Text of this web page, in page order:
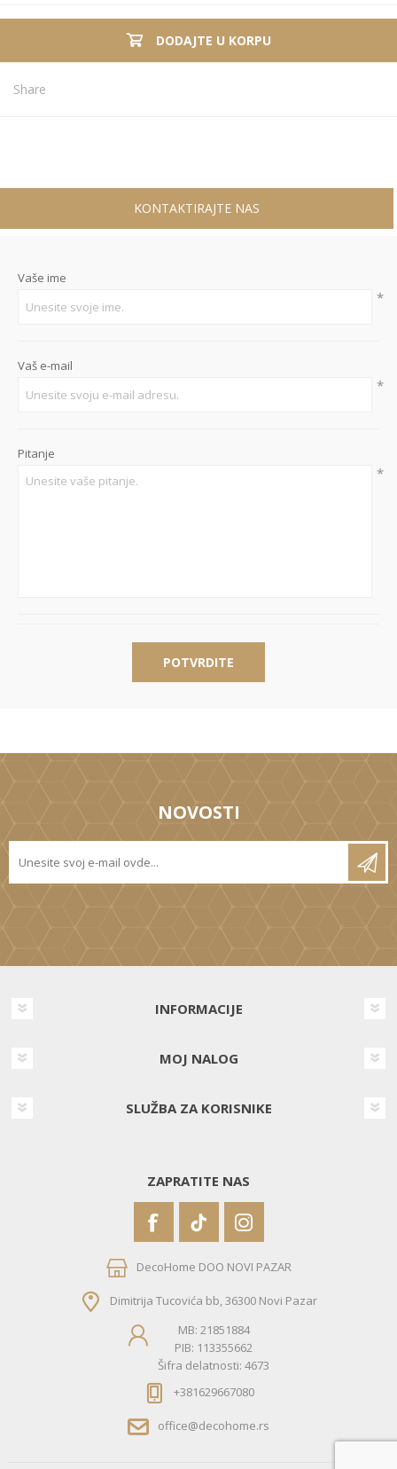
DODAJTE U KORPU
Share
KONTAKTIRAJTE NAS
Vaše ime
*
Vaš e-mail
*
Pitanje
*
POTVRDITE
NOVOSTI
INFORMACIJE
MOJ NALOG
SLUŽBA ZA KORISNIKE
ZAPRATITE NAS
DecoHome DOO NOVI PAZAR
Dimitrija Tucovića bb, 36300 Novi Pazar
MB: 21851884
PIB: 113355662
Šifra delatnosti: 4673
+381629667080
office@decohome.rs